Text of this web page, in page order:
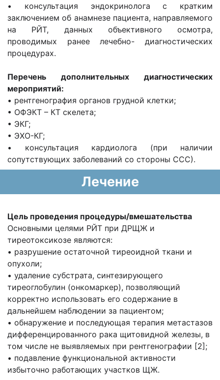
• консультация эндокринолога с кратким
заключением об анамнезе пациента, направляемого
на РЙТ, данных объективного осмотра,
проводимых ранее лечебно- диагностических
процедурах.
Перечень дополнительных диагностических
мероприятий:
• рентгенография органов грудной клетки;
• ОФЭКТ – КТ скелета;
• ЭКГ;
• ЭХО-КГ;
• консультация кардиолога (при наличии
сопутствующих заболеваний со стороны ССС).
Лечение
Цель проведения процедуры/вмешательства
Основными целями РЙТ при ДРЩЖ и
тиреотоксикозе являются:
• разрушение остаточной тиреоидной ткани и
опухоли;
• удаление субстрата, синтезирующего
тиреоглобулин (онкомаркер), позволяющий
корректно использовать его содержание в
дальнейшем наблюдении за пациентом;
• обнаружение и последующая терапия метастазов
дифференцированного рака щитовидной железы, в
том числе не выявляемых при рентгенографии [2];
• подавление функциональной активности
избыточно работающих участков ЩЖ.